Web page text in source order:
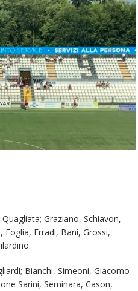
Graziano, Schiavon,
Erradi, Bani, Grossi,
Bianchi, Simeoni, Giacomo
Sarini, Seminara, Cason,